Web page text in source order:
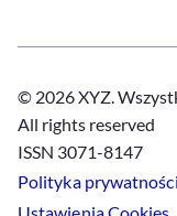
© 2026 XYZ.
All rights reserved
ISSN 3071-8147
Polityka prywatności